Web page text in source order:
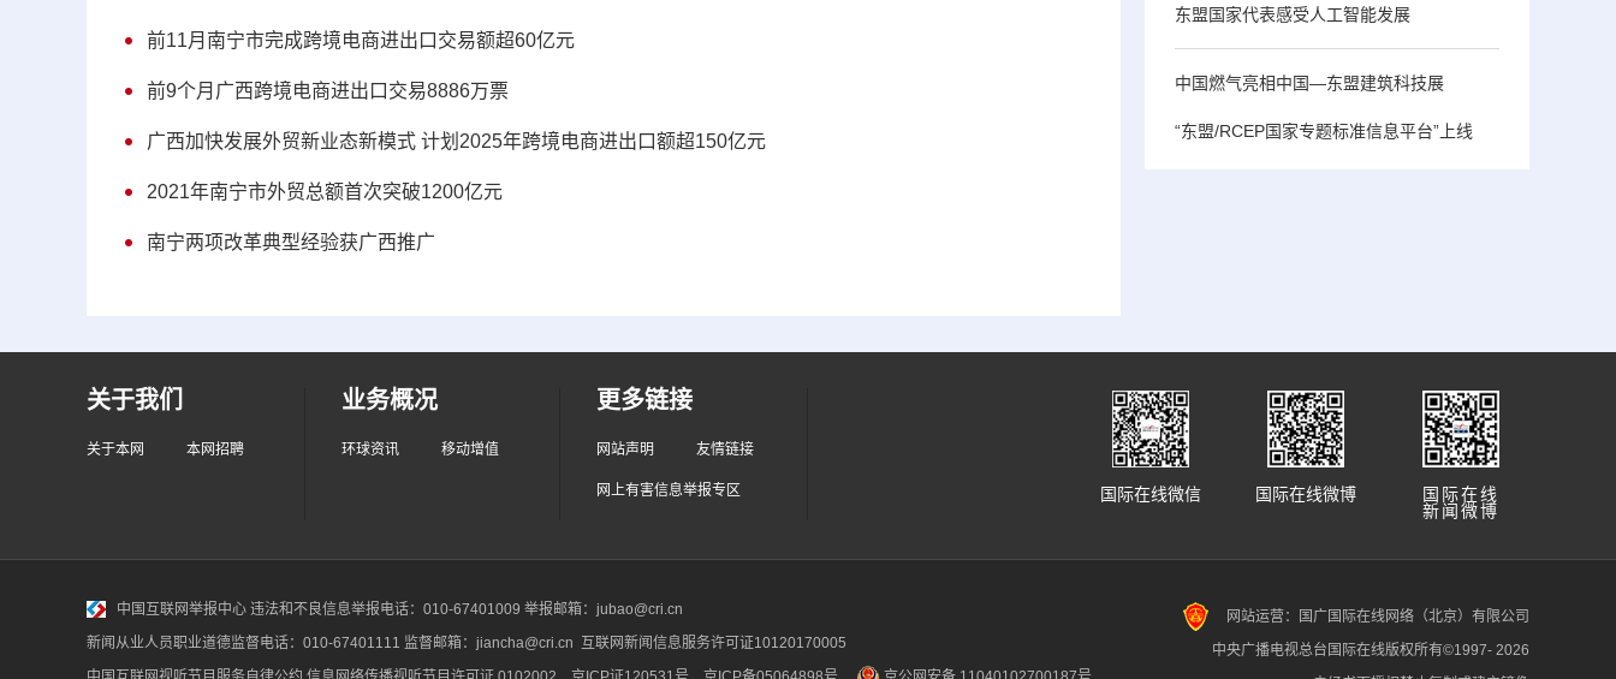
前11月南宁市完成跨境电商进出口交易额超60亿元
前9个月广西跨境电商进出口交易8886万票
广西加快发展外贸新业态新模式 计划2025年跨境电商进出口额超150亿元
2021年南宁市外贸总额首次突破1200亿元
南宁两项改革典型经验获广西推广
东盟国家代表感受人工智能发展
中国燃气亮相中国—东盟建筑科技展
“东盟/RCEP国家专题标准信息平台”上线
关于我们
关于本网 本网招聘
业务概况
环球资讯 移动增值
更多链接
网站声明 友情链接
网上有害信息举报专区
国际在线
新闻微博
国际在线微博
国际在线微信
中国互联网举报中心 违法和不良信息举报电话：010-67401009 举报邮箱：jubao@cri.cn
新闻从业人员职业道德监督电话：010-67401111 监督邮箱：jiancha@cri.cn 互联网新闻信息服务许可证10120170005
网站运营：国广国际在线网络（北京）有限公司
中央广播电视总台国际在线版权所有©1997- 2026